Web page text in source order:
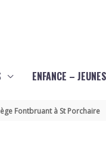
ENFANCE –
Fontbruant à St Porchaire